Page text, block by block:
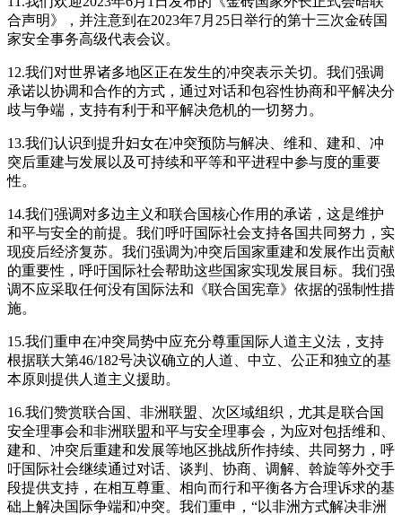
合声明》，并注意到在2023年7月25日举行的第十三次金砖国
家安全事务高级代表会议。
12.我们对世界诸多地区正在发生的冲突表示关切。我们强调
承诺以协调和合作的方式，通过对话和包容性协商和平解决分
歧与争端，支持有利于和平解决危机的一切努力。
13.我们认识到提升妇女在冲突预防与解决、维和、建和、冲
突后重建与发展以及可持续和平等和平进程中参与度的重要
性。
14.我们强调对多边主义和联合国核心作用的承诺，这是维护
和平与安全的前提。我们呼吁国际社会支持各国共同努力，实
现疫后经济复苏。我们强调为冲突后国家重建和发展作出贡献
的重要性，呼吁国际社会帮助这些国家实现发展目标。我们强
调不应采取任何没有国际法和《联合国宪章》依据的强制性措
施。
15.我们重申在冲突局势中应充分尊重国际人道主义法，支持
根据联大第46/182号决议确立的人道、中立、公正和独立的基
本原则提供人道主义援助。
16.我们赞赏联合国、非洲联盟、次区域组织，尤其是联合国
安全理事会和非洲联盟和平与安全理事会，为应对包括维和、
建和、冲突后重建和发展等地区挑战所作持续、共同努力，呼
吁国际社会继续通过对话、谈判、协商、调解、斡旋等外交手
段提供支持，在相互尊重、相向而行和平衡各方合理诉求的基
础上解决国际争端和冲突。我们重申，“以非洲方式解决非洲